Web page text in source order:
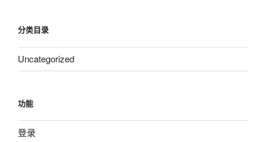
分类目录
Uncategorized
功能
登录